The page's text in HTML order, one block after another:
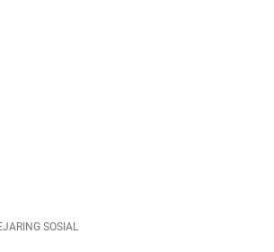
SOSIAL